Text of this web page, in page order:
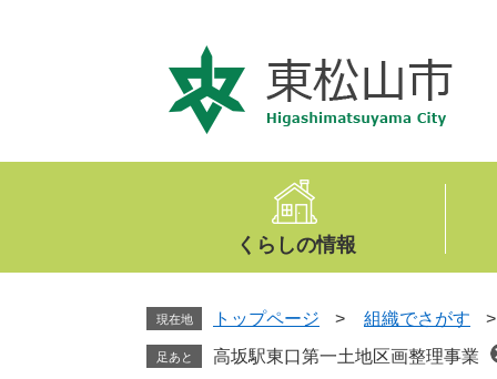
文
くらしの情報
現在地 トップページ > 組織でさがす >
足あと 高坂駅東口第一土地区画整理事業